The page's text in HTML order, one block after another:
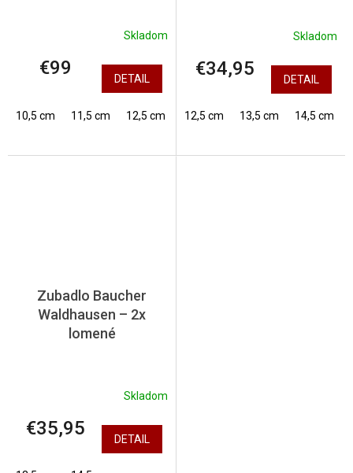
Skladom
€99 DETAIL
10,5 cm 11,5 cm 12,5 cm 13,5 cm 14,5 cm
Skladom
€34,95 DETAIL
12,5 cm 13,5 cm 14,5 cm
Zubadlo Baucher
Waldhausen – 2x
lomené
Skladom
€35,95 DETAIL